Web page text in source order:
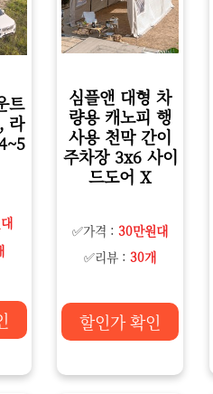
트
라
심플앤 대형 차
량용 캐노피 행
사용 천막 간이
주차장 3x6 사이
드도어 X
✅가격 : 30만원대
✅리뷰 : 30개
할인가 확인